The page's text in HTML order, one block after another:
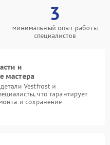
3
минимальный опыт работы
специалистов
и
мастера
Vestfrost и
что гарантирует
и сохранение